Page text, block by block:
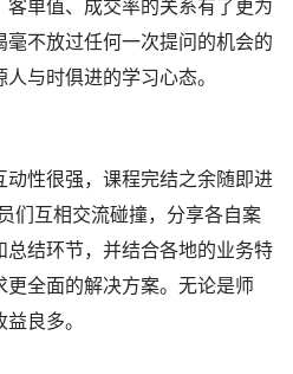
单值、成交率的关系有了更为
不放过任何一次提问的机会的
与时俱进的学习心态。
动性很强，课程完结之余随即进
们互相交流碰撞，分享各自案
结环节，并结合各地的业务特
全面的解决方案。无论是师
良多。